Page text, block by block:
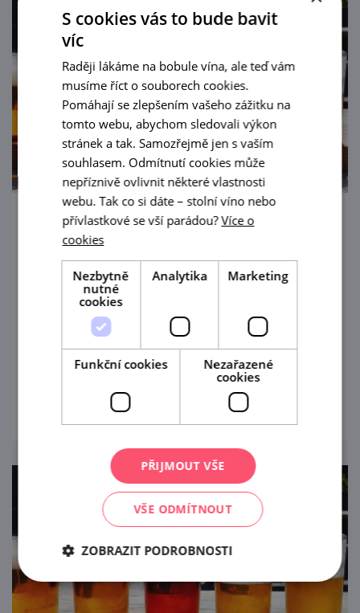
Prohlídky Hasičského pivovaru Bítov s
21. 8. '26
Prázdninové měsíce v Bítově nad
Vranovskou přehradou obohatí
komentované prohlídky Hasičského
pivovaru v centru obce.
prohlédnout
S cookies vás to bude bavit
víc
Raději lákáme na bobule vína, ale teď vám
musíme říct o souborech cookies.
Pomáhají se zlepšením vašeho zážitku na
tomto webu, abychom sledovali výkon
stránek a tak. Samozřejmě jen s vaším
souhlasem. Odmítnutí cookies může
nepříznivě ovlivnit některé vlastnosti
webu. Tak co si dáte – stolní víno nebo
přívlastkové se vší parádou?Více o
cookies
Nezbytně
nutné
cookies
Analytika Marketing
Funkční cookies
Nezařazené
cookies
PŘIJMOUT VŠE
VŠE ODMÍTNOUT
ZOBRAZIT PODROBNOSTI